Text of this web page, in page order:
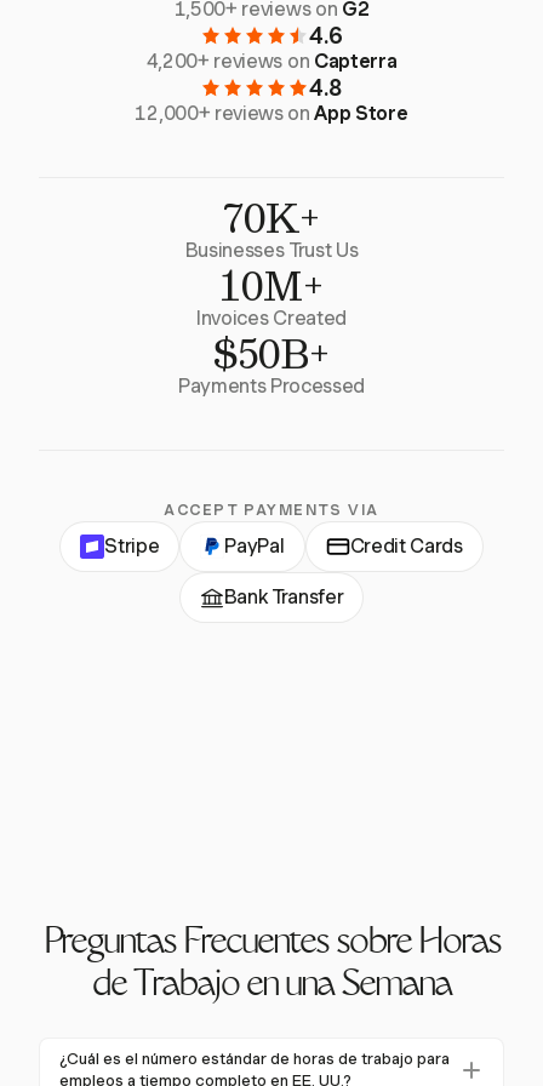
1,500+ reviews on G2
4.6
4,200+ reviews on Capterra
4.8
12,000+ reviews onApp Store
70K+
Businesses Trust Us
10M+
Invoices Created
$50B+
Payments Processed
ACCEPT PAYMENTS VIA
Stripe PayPal Credit Cards
Bank Transfer
Preguntas Frecuentes sobre Horas
de Trabajo en una Semana
¿Cuál es el número estándar de horas de trabajo para
empleos a tiempo completo en EE. UU.?